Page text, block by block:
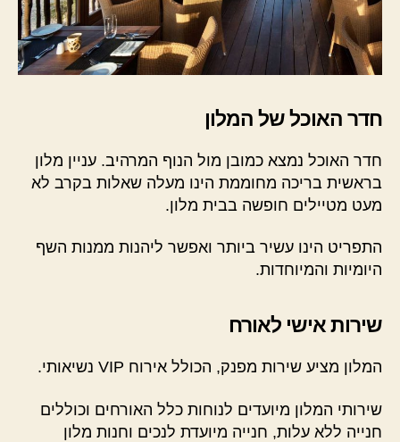
חדר האוכל של המלון
חדר האוכל נמצא כמובן מול הנוף המרהיב. עניין מלון
בראשית בריכה מחוממת הינו מעלה שאלות בקרב לא
מעט מטיילים חופשה בבית מלון.
התפריט הינו עשיר ביותר ואפשר ליהנות ממנות השף
היומיות והמיוחדות.
שירות אישי לאורח
המלון מציע שירות מפנק, הכולל אירוח VIP נשיאותי.
שירותי המלון מיועדים לנוחות כלל האורחים וכוללים
חנייה ללא עלות, חנייה מיועדת לנכים וחנות מלון